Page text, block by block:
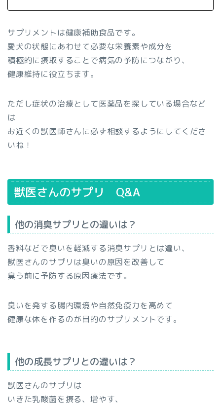
サプリメントは健康補助食品です。
愛犬の状態にあわせて必要な栄養素や成分を
積極的に摂取することで病気の予防につながり、
健康維持に役立ちます。
ただし症状の治療として医薬品を探している場合など
は
お近くの獣医師さんに必ず相談するようにしてくださ
いね！
獣医さんのサプリ Q&A
他の消臭サプリとの違いは？
香料などで臭いを軽減する消臭サプリとは違い、
獣医さんのサプリは臭いの原因を改善して
臭う前に予防する原因療法です。
臭いを発する腸内環境や自然免疫力を高めて
健康な体を作るのが目的のサプリメントです。
他の成長サプリとの違いは？
獣医さんのサプリは
いきた乳酸菌を摂る、増やす、